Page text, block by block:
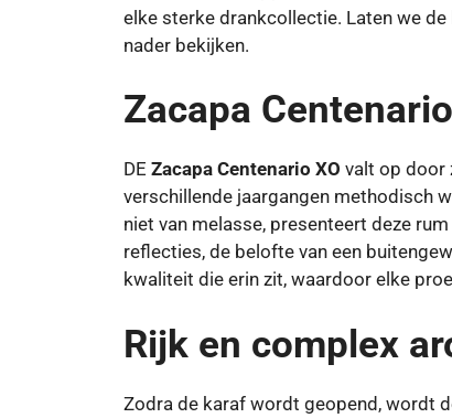
elke sterke drankcollectie. Laten we
nader bekijken.
Zacapa
DE Zacapa Centenario XO valt op door
verschillende jaargangen methodisch
niet van melasse, presenteert deze rum
reflecties, de belofte van een
kwaliteit die erin zit, waardoor elke
Rijk en complex
Zodra de karaf wordt geopend, wordt